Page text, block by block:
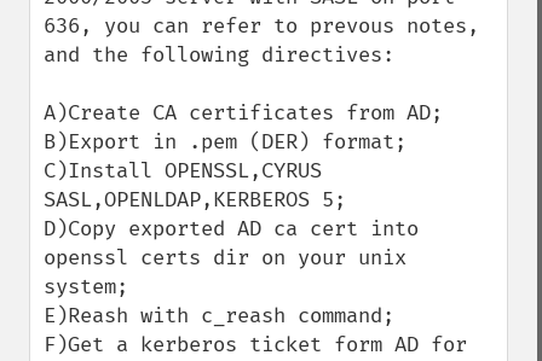
636, you can refer to prevous notes,
and the following directives:
A)Create CA certificates from AD;
B)Export in .pem (DER) format;
C)Install OPENSSL,CYRUS
SASL,OPENLDAP,KERBEROS 5;
D)Copy exported AD ca cert into
openssl certs dir on your unix
system;
E)Reash with c_reash command;
F)Get a kerberos ticket form AD for